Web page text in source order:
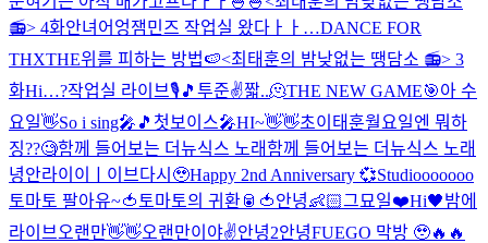
📻> 4화안녀어엉잼민즈 작업실 왔다ㅏㅏ…DANCE FOR
THXTHE위를 피하는 방법🍉<최태훈의 밤낮없는 땡담소 📻> 3
화Hi…?작업실 라이브🎙🎵 투준✌️짧..🫠THE NEW GAME🎯아 수
요일👋So i sing🎤🎵 첫보이스🎤HI~👋👋초이태훈월요일엔 뭐하
징??🧐함께 들어보는 더뉴식스 노래함께 들어보는 더뉴식스 노래
녕안라이이ㅣ이브다시🥹Happy 2nd Anniversary 💞Studiooooooo
토마토 팔아유~🍅 토마토의 귀환🥫🍅안녕👶🏻그묘일❤️Hi🖤밤에
라이브 오랜만👋👋오랜만이야✌️안녕2안녕FUEGO 막방 🥹🔥🔥